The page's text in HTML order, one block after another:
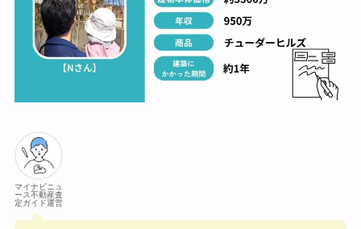
マイナビニュ
ース不動産査
定ガイド運営